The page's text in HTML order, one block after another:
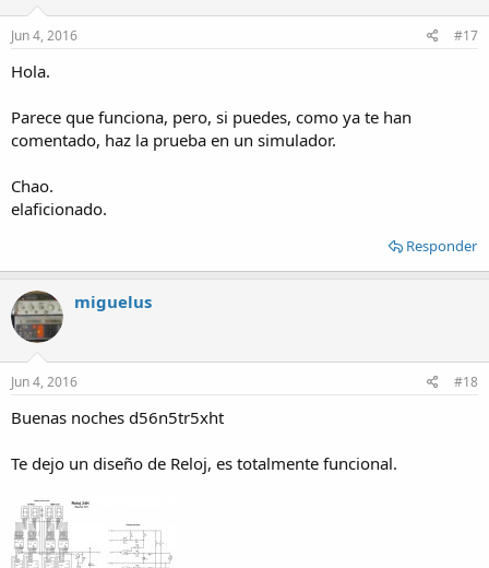
Jun 4, 2016 #17
Hola.
Parece que funciona, pero, si puedes, como ya te han
comentado, haz la prueba en un simulador.
Chao.
elaficionado.
Responder
miguelus
Jun 4, 2016 #18
Buenas noches d56n5tr5xht
Te dejo un diseño de Reloj, es totalmente funcional.